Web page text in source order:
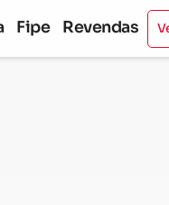
Fipe Revendas